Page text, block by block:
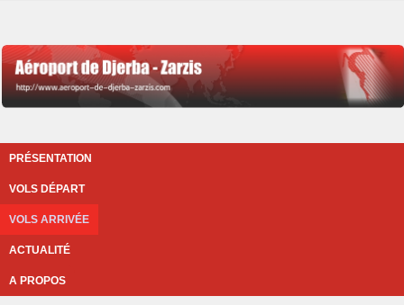
PRÉSENTATION
VOLS DÉPART
VOLS ARRIVÉE
ACTUALITÉ
A PROPOS